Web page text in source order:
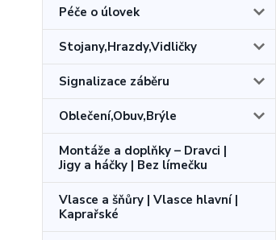
Péče o úlovek
Stojany,Hrazdy,Vidličky
Signalizace záběru
Oblečení,Obuv,Brýle
Montáže a doplňky – Dravci |
Jigy a háčky | Bez límečku
Vlasce a šňůry | Vlasce hlavní |
Kaprařské